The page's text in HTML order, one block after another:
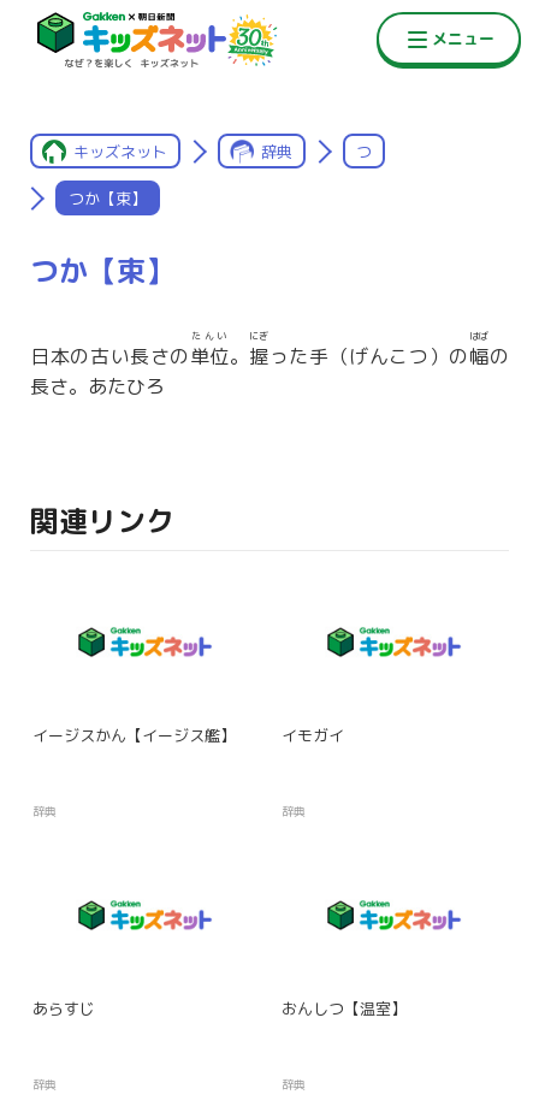
キッズネット 辞典 つ
つか【束】
つか【束】
日本の古い長さの単位
たんい
。 握
にぎ
った手（げんこつ）の幅
はば
の
長さ。あたひろ
関連リンク
イージスかん【イージス艦】
辞典
イモガイ
辞典
あらすじ
辞典
おんしつ【温室】
辞典